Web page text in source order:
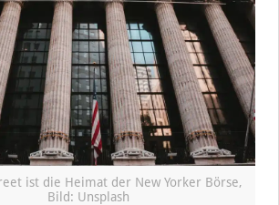
ist die Heimat der New Yorker Börse,
Bild: Unsplash